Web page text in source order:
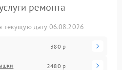
ремонта
текущую дату 06.08.2026
380 р
2480 р